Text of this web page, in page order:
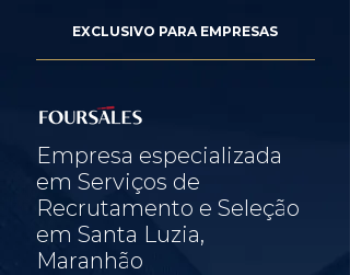
EXCLUSIVO PARA EMPRESAS
Empresa especializada
em Serviços de
Recrutamento e Seleção
em Santa Luzia,
Maranhão